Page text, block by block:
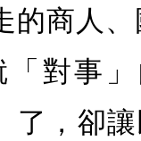
的商人
「對事
了，卻